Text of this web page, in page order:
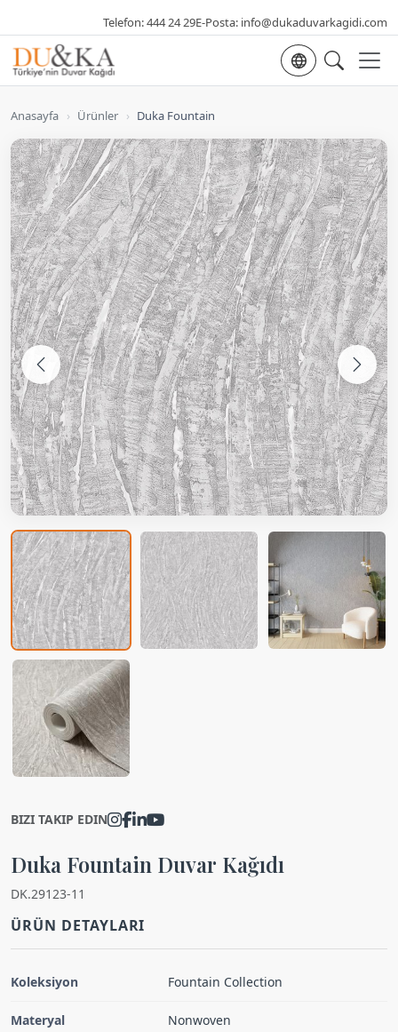
Telefon:444 24 29E-Posta: info@dukaduvarkagidi.com
Dil seçimi
Anasayfa › Ürünler › Duka Fountain
BIZI TAKIP EDIN
Duka Fountain Duvar Kağıdı
DK.29123-11
ÜRÜN DETAYLARI
Koleksiyon Fountain Collection
Materyal Nonwoven